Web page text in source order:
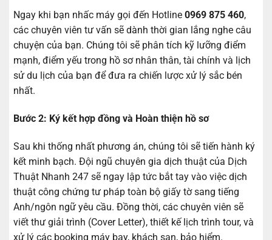
Ngay khi bạn nhấc máy gọi đến Hotline 0969 875 460,
các chuyên viên tư vấn sẽ dành thời gian lắng nghe câu
chuyện của bạn. Chúng tôi sẽ phân tích kỹ lưỡng điểm
mạnh, điểm yếu trong hồ sơ nhân thân, tài chính và lịch
sử du lịch của bạn để đưa ra chiến lược xử lý sắc bén
nhất.
Bước 2: Ký kết hợp đồng và Hoàn thiện hồ sơ
Sau khi thống nhất phương án, chúng tôi sẽ tiến hành ký
kết minh bạch. Đội ngũ chuyên gia dịch thuật của Dịch
Thuật Nhanh 247 sẽ ngay lập tức bắt tay vào việc dịch
thuật công chứng tư pháp toàn bộ giấy tờ sang tiếng
Anh/ngôn ngữ yêu cầu. Đồng thời, các chuyên viên sẽ
viết thư giải trình (Cover Letter), thiết kế lịch trình tour, và
xử lý các booking máy bay, khách sạn, bảo hiểm.